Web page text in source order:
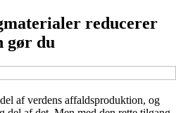
reducerer
gør du
af verdens affaldsproduktion, og